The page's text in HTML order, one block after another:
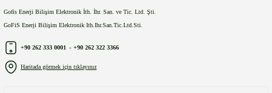
Gofis Enerji Bilişim Elektronik İth. İhr. San. ve Tic. Ltd. Şti.
GoFiS Enerji Bilişim Elektronik Ith.Ihr.San.Tic.Ltd.Sti.
+90 262 333 0001 - +90 262 322 3366
Haritada görmek için tıklayınız